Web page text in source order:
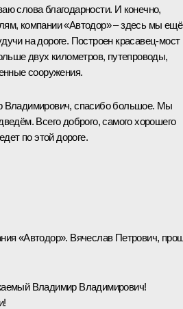
слова благодарности. И конечно,
компании «Автодор» – здесь мы ещё
на дороге. Построен красавец-мост
двух километров, путепроводы,
сооружения.
Владимирович, спасибо большое. Мы
Всего доброго, самого хорошего
по этой дороге.
«Автодор». Вячеслав Петрович,
Владимир Владимирович!